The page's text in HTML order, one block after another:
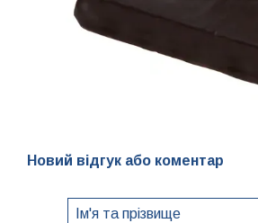
Новий відгук або коментар